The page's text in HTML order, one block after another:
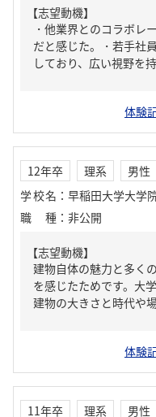
【志望動機】
・他業界とのコラボレ
だと感じた。・若手社
しており、広い視野を
体験
12年卒 理系
男性
学校名 ： 早稲田大学大学
職種 ： 非公開
【志望動機】
建物自体の魅力と多く
を感じたためです。大
建物の大きさと時代や
体験
11年卒 理系
男性